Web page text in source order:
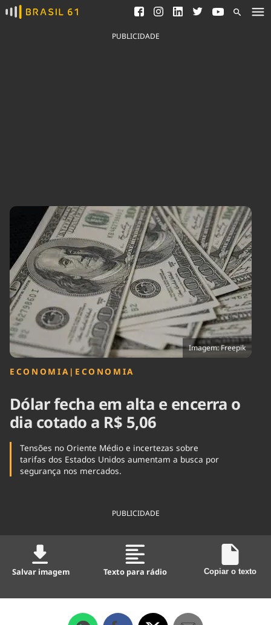
Ver todas as notícias
Saneamento
Indicadores
Agronegócios
Brasil
Brasil Mineral
Ciência &
Tecnologia
Cinema
Comportamento
Cultura
Economia
Educação
Infraestrutura
Internacional
Meio Ambiente
Podcast
Política
Saúde
Tempo
PUBLICIDADE
Imagem: Freepik
ECONOMIA | ECONOMIA
Dólar fecha em alta e encerra o
dia cotado a R$ 5,06
Tensões no Oriente Médio e incertezas sobre
tarifas dos Estados Unidos aumentam a busca por
segurança nos mercados.
PUBLICIDADE
Salvar imagem Texto para rádio Copiar o texto